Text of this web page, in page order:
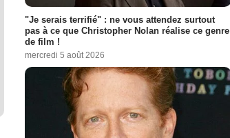
"Je serais terrifié" : ne vous attendez surtout
pas à ce que Christopher Nolan réalise ce genre
de film !
mercredi 5 août 2026